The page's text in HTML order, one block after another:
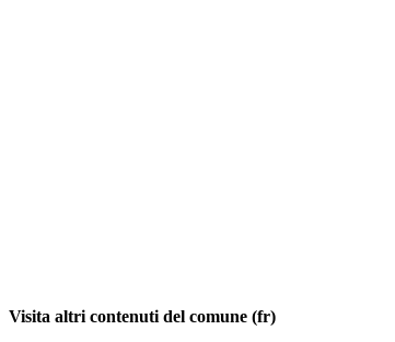
Visita altri contenuti del comune (fr)